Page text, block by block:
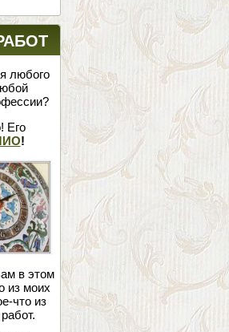
любого
Его
!
в этом
из моих
что из